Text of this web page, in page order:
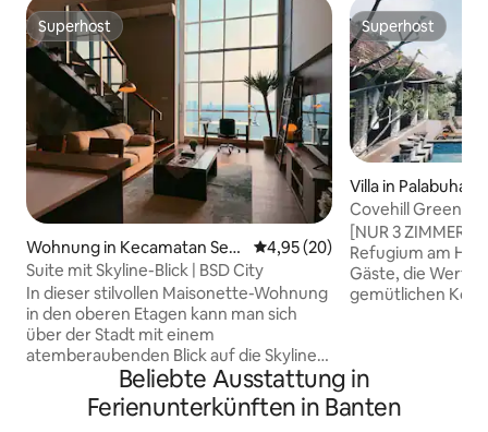
Superhost
Superhost
Wohnung in Kecamatan Serp
ong
Durchschnittliche Bewertung:
4,95 (20)
Suite mit Skyline-Blick | BSD City
In dieser stilvollen Maisonette-Wohnung
in den oberen Etagen kann man sich
über der Stadt mit einem
atemberaubenden Blick auf die Skyline
von BSD wunderbar erholen.
Durchdacht gestaltet mit einer
modernen, modernen, zeitgemäßen
Superhost
Superhost
Villa in
Covehill Green
[NUR 3 ZIMMER,
Refugium am
Gäste, die Wert
gemütlichen
aufzutanken,
oder dem Strand
Pelabuhan Ratu
Beliebte Ausstattung in
Ferienunterkünften in Banten